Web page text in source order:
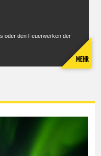
oder den Feuerwerken der
MEHR